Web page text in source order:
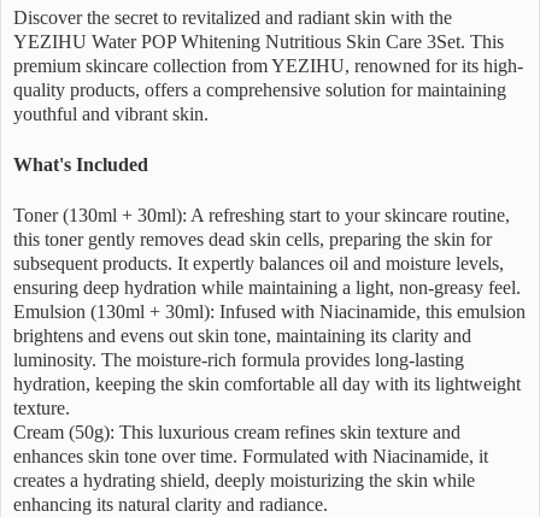
Discover the secret to revitalized and radiant skin with the
YEZIHU Water POP Whitening Nutritious Skin Care 3Set. This
premium skincare collection from YEZIHU, renowned for its high-
quality products, offers a comprehensive solution for maintaining
youthful and vibrant skin.
What's Included
Toner (130ml + 30ml): A refreshing start to your skincare routine,
this toner gently removes dead skin cells, preparing the skin for
subsequent products. It expertly balances oil and moisture levels,
ensuring deep hydration while maintaining a light, non-greasy feel.
Emulsion (130ml + 30ml): Infused with Niacinamide, this emulsion
brightens and evens out skin tone, maintaining its clarity and
luminosity. The moisture-rich formula provides long-lasting
hydration, keeping the skin comfortable all day with its lightweight
texture.
Cream (50g): This luxurious cream refines skin texture and
enhances skin tone over time. Formulated with Niacinamide, it
creates a hydrating shield, deeply moisturizing the skin while
enhancing its natural clarity and radiance.